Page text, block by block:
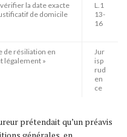
la date exacte
de domicile
L.1
13-
16
de résiliation en
légalement »
Jur
isp
rud
en
ce
prétendait qu’un préavis